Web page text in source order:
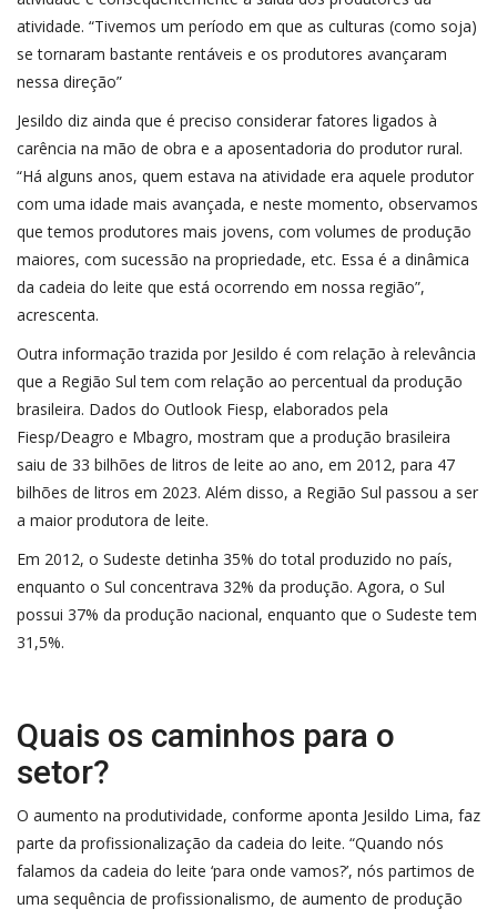
atividade. “Tivemos um período em que as culturas (como soja)
se tornaram bastante rentáveis e os produtores avançaram
nessa direção”
Jesildo diz ainda que é preciso considerar fatores ligados à
carência na mão de obra e a aposentadoria do produtor rural.
“Há alguns anos, quem estava na atividade era aquele produtor
com uma idade mais avançada, e neste momento, observamos
que temos produtores mais jovens, com volumes de produção
maiores, com sucessão na propriedade, etc. Essa é a dinâmica
da cadeia do leite que está ocorrendo em nossa região”,
acrescenta.
Outra informação trazida por Jesildo é com relação à relevância
que a Região Sul tem com relação ao percentual da produção
brasileira. Dados do Outlook Fiesp, elaborados pela
Fiesp/Deagro e Mbagro, mostram que a produção brasileira
saiu de 33 bilhões de litros de leite ao ano, em 2012, para 47
bilhões de litros em 2023. Além disso, a Região Sul passou a ser
a maior produtora de leite.
Em 2012, o Sudeste detinha 35% do total produzido no país,
enquanto o Sul concentrava 32% da produção. Agora, o Sul
possui 37% da produção nacional, enquanto que o Sudeste tem
31,5%.
Quais os caminhos para o
setor?
O aumento na produtividade, conforme aponta Jesildo Lima, faz
parte da profissionalização da cadeia do leite. “Quando nós
falamos da cadeia do leite ‘para onde vamos?’, nós partimos de
uma sequência de profissionalismo, de aumento de produção